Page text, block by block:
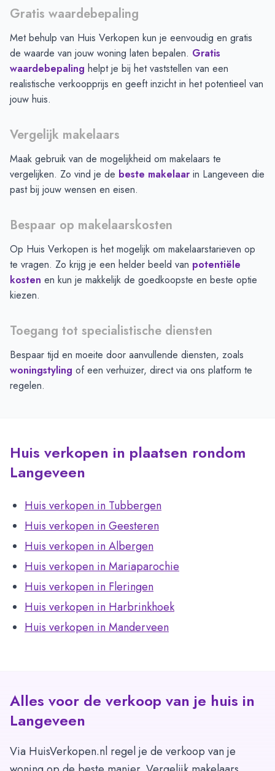
Gratis waardebepaling
Met behulp van Huis Verkopen kun je eenvoudig en gratis
de waarde van jouw woning laten bepalen. Gratis
waardebepaling helpt je bij het vaststellen van een
realistische verkoopprijs en geeft inzicht in het potentieel van
jouw huis.
Vergelijk makelaars
Maak gebruik van de mogelijkheid om makelaars te
vergelijken. Zo vind je de beste makelaar in Langeveen die
past bij jouw wensen en eisen.
Bespaar op makelaarskosten
Op Huis Verkopen is het mogelijk om makelaarstarieven op
te vragen. Zo krijg je een helder beeld van potentiële
kosten en kun je makkelijk de goedkoopste en beste optie
kiezen.
Toegang tot specialistische diensten
Bespaar tijd en moeite door aanvullende diensten, zoals
woningstyling of een verhuizer, direct via ons platform te
regelen.
Huis verkopen in plaatsen rondom
Langeveen
Huis verkopen in Tubbergen
Huis verkopen in Geesteren
Huis verkopen in Albergen
Huis verkopen in Mariaparochie
Huis verkopen in Fleringen
Huis verkopen in Harbrinkhoek
Huis verkopen in Manderveen
Alles voor de verkoop van je huis in
Langeveen
Via HuisVerkopen.nl regel je de verkoop van je